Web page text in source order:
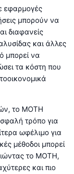
εφαρμογές
μπορούν να
διαφανείς
και άλλες
μπορεί να
τα κόστη που
το MOTH
τρόπο για
ωφέλιμο για
μέθοδοι μπορεί
το MOTH,
και πιο